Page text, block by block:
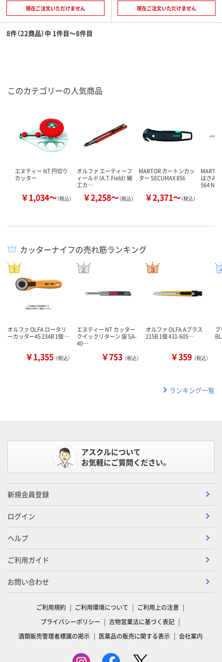
現在ご注文いただけません 現在ご注文いただけません
8件（22商品）中 1件目～8件目
このカテゴリーの人気商品
エヌティー NT 円切り
カッター
￥1,034～（税込）
オルファ エーティーフ
ィールド（A.T.Field） 細
工カ…
￥2,258～（税込）
MARTOR カートンカッ
ター SECUMAX 856
￥2,371～（税込）
はさみ
564 N…
カッターナイフの売れ筋ランキング
オルファ OLFA ロータリ
ーカッター45 234B 1個 …
￥1,355 （税込）
エヌティー NT カッター
クイックリターン 袋 SA-
40…
￥753 （税込）
オルファ OLFA Aプラス
215B 1個 431-605…
￥359 （税込）
ランキング一覧
アスクルについて
お気軽にご質問ください。
新規会員登録
ログイン
ヘルプ
ご利用ガイド
お問い合わせ
ご利用規約 ご利用環境について
ご利用上の注意
プライバシーポリシー
古物営業法に基づく表記
酒類販売管理者標識の掲示
医薬品の販売に関する表示 会社案内